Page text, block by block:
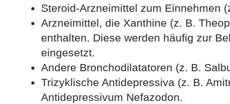
Steroid-Arzneimittel zum Einnehmen
Arzneimittel, die Xanthine (z. B.
enthalten. Diese werden häufig zur
eingesetzt.
Andere Bronchodilatatoren (z. B.
Trizyklische Antidepressiva (z. B.
Antidepressivum Nefazodon.